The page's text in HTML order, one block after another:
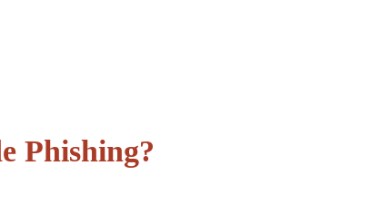
Phishing?